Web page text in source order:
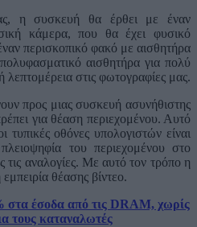
η συσκευή θα έρθει με έναν
κάμερα, που θα έχει φυσικό
περισκοπικό φακό με αισθητήρα
αισθητήρα για πολύ
στις φωτογραφίες μας.
προς μιας συσκευή ασυνήθιστης
για θέαση περιεχομένου. Αυτό
τυπικές οθόνες υπολογιστών είναι
του περιεχομένου στο
τις αναλογίες. Με αυτό τον τρόπο η
θέασης βίντεο.
στα έσοδα από τις DRAM, χωρίς
τους καταναλωτές